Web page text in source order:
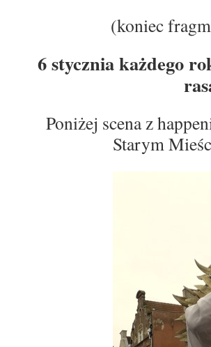
(koniec
6 stycznia każdego
Poniżej scena z
Starym